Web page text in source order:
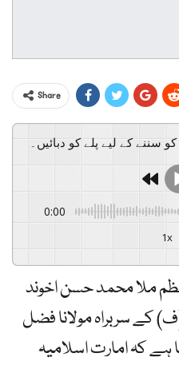
Share
سننے کے لیے پلے کو دبائیں۔
0:00
1x
ملا محمد حسن اخوند
کے سربراہ مولانا فضل
کہ امارت اسلامیہ